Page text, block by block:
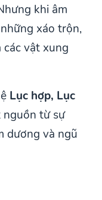
khi âm
xáo trộn,
vật xung
Lục hợp, Lục
nguồn từ sự
dương và ngũ